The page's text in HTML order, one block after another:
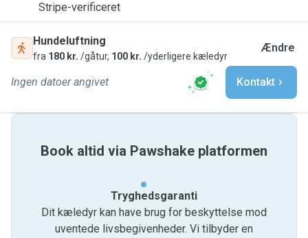
Stripe-verificeret
Hundeluftning
fra 180 kr. /gåtur, 100 kr. /yderligere kæledyr
Ændre
Ingen datoer angivet Kontakt
Book altid via Pawshake platformen
Tryghedsgaranti
Dit kæledyr kan have brug for beskyttelse mod
uventede livsbegivenheder. Vi tilbyder en